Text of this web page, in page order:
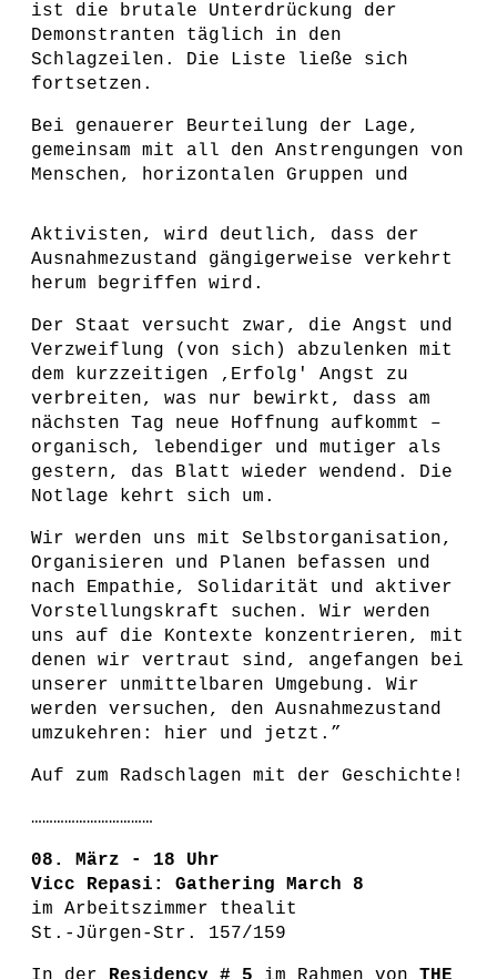
ist die brutale Unterdrückung der
Demonstranten täglich in den
Schlagzeilen. Die Liste ließe sich
fortsetzen.
Bei genauerer Beurteilung der Lage,
gemeinsam mit all den Anstrengungen von
Menschen, horizontalen Gruppen und
Aktivisten, wird deutlich, dass der
Ausnahmezustand gängigerweise verkehrt
herum begriffen wird.
Der Staat versucht zwar, die Angst und
Verzweiflung (von sich) abzulenken mit
dem kurzzeitigen ‚Erfolg' Angst zu
verbreiten, was nur bewirkt, dass am
nächsten Tag neue Hoffnung aufkommt –
organisch, lebendiger und mutiger als
gestern, das Blatt wieder wendend. Die
Notlage kehrt sich um.
Wir werden uns mit Selbstorganisation,
Organisieren und Planen befassen und
nach Empathie, Solidarität und aktiver
Vorstellungskraft suchen. Wir werden
uns auf die Kontexte konzentrieren, mit
denen wir vertraut sind, angefangen bei
unserer unmittelbaren Umgebung. Wir
werden versuchen, den Ausnahmezustand
umzukehren: hier und jetzt.”
Auf zum Radschlagen mit der Geschichte!
……………………………
08. März - 18 Uhr
Vicc Repasi: Gathering March 8
im Arbeitszimmer thealit
St.-Jürgen-Str. 157/159